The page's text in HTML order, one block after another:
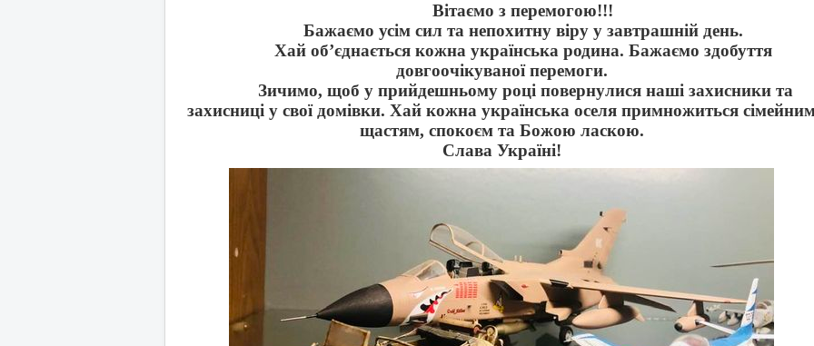
Вітаємо з перемогою!!!
Бажаємо усім сил та непохитну віру у завтрашній день.
Хай об’єднається кожна українська родина. Бажаємо здобуття
довгоочікуваної перемоги.
Зичимо, щоб у прийдешньому році повернулися наші захисники та
захисниці у свої домівки. Хай кожна українська оселя примножиться
щастям, спокоєм та Божою ласкою.
Слава Україні!